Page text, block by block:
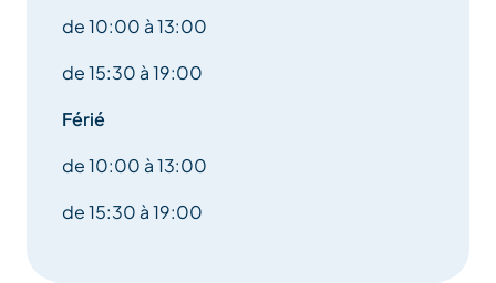
de 10:00 à 13:00
de 15:30 à 19:00
Férié
de 10:00 à 13:00
de 15:30 à 19:00